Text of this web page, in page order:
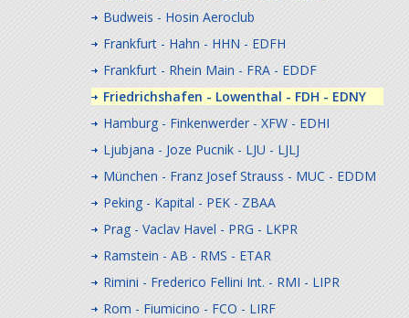
Budweis - Hosin Aeroclub
Frankfurt - Hahn - HHN - EDFH
Frankfurt - Rhein Main - FRA - EDDF
Friedrichshafen - Lowenthal - FDH - EDNY
Hamburg - Finkenwerder - XFW - EDHI
Ljubjana - Joze Pucnik - LJU - LJLJ
München - Franz Josef Strauss - MUC - EDDM
Peking - Kapital - PEK - ZBAA
Prag - Vaclav Havel - PRG - LKPR
Ramstein - AB - RMS - ETAR
Rimini - Frederico Fellini Int. - RMI - LIPR
Rom - Fiumicino - FCO - LIRF